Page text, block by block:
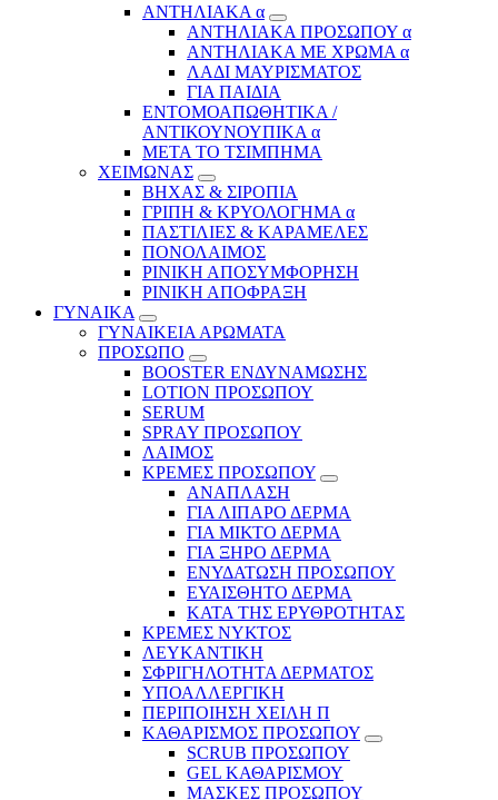
ΑΝΤΗΛΙΑΚΑ α
ΑΝΤΗΛΙΑΚΑ ΠΡΟΣΩΠΟΥ α
ΑΝΤΗΛΙΑΚΑ ΜΕ ΧΡΩΜΑ α
ΛΑΔΙ ΜΑΥΡΙΣΜΑΤΟΣ
ΓΙΑ ΠΑΙΔΙΑ
ΕΝΤΟΜΟΑΠΩΘΗΤΙΚΑ /
ΑΝΤΙΚΟΥΝΟΥΠΙΚΑ α
ΜΕΤΑ ΤΟ ΤΣΙΜΠΗΜΑ
ΧΕΙΜΩΝΑΣ
ΒΗΧΑΣ & ΣΙΡΟΠΙΑ
ΓΡΙΠΗ & ΚΡΥΟΛΟΓΗΜΑ α
ΠΑΣΤΙΛΙΕΣ & ΚΑΡΑΜΕΛΕΣ
ΠΟΝΟΛΑΙΜΟΣ
ΡΙΝΙΚΗ ΑΠΟΣΥΜΦΟΡΗΣΗ
ΡΙΝΙΚΗ ΑΠΟΦΡΑΞΗ
ΓΥΝΑΙΚΑ
ΓΥΝΑΙΚΕΙΑ ΑΡΩΜΑΤΑ
ΠΡΟΣΩΠΟ
BOOSTER ΕΝΔΥΝΑΜΩΣΗΣ
LOTION ΠΡΟΣΩΠΟΥ
SERUM
SPRAY ΠΡΟΣΩΠΟΥ
ΛΑΙΜΟΣ
ΚΡΕΜΕΣ ΠΡΟΣΩΠΟΥ
ΑΝΑΠΛΑΣΗ
ΓΙΑ ΛΙΠΑΡΟ ΔΕΡΜΑ
ΓΙΑ ΜΙΚΤΟ ΔΕΡΜΑ
ΓΙΑ ΞΗΡΟ ΔΕΡΜΑ
ΕΝΥΔΑΤΩΣΗ ΠΡΟΣΩΠΟΥ
ΕΥΑΙΣΘΗΤΟ ΔΕΡΜΑ
ΚΑΤΑ ΤΗΣ ΕΡΥΘΡΟΤΗΤΑΣ
ΚΡΕΜΕΣ ΝΥΚΤΟΣ
ΛΕΥΚΑΝΤΙΚΗ
ΣΦΡΙΓΗΛΟΤΗΤΑ ΔΕΡΜΑΤΟΣ
ΥΠΟΑΛΛΕΡΓΙΚΗ
ΠΕΡΙΠΟΙΗΣΗ ΧΕΙΛΗ Π
ΚΑΘΑΡΙΣΜΟΣ ΠΡΟΣΩΠΟΥ
SCRUB ΠΡΟΣΩΠΟΥ
GEL ΚΑΘΑΡΙΣΜΟΥ
ΜΑΣΚΕΣ ΠΡΟΣΩΠΟΥ